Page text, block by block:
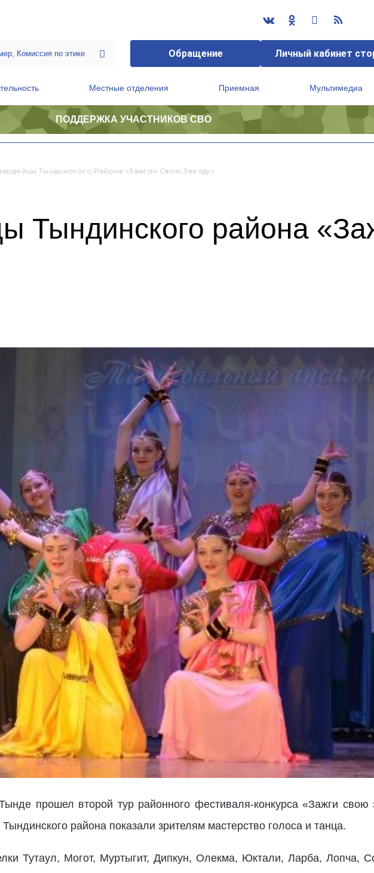
Обращение Личный кабинет
Местные отделения Приемная Мультимедиа
ПОДДЕРЖКА УЧАСТНИКОВ СВО
Тындинского Района «Зажгли Свою Звезду»
Тындинского района
прошел второй тур районного фестиваля-конкурса «Зажги свою
района показали зрителям мастерство голоса и танца.
Тутаул, Могот, Муртыгит, Дипкун, Олекма, Юктали, Ларба, Лопча,